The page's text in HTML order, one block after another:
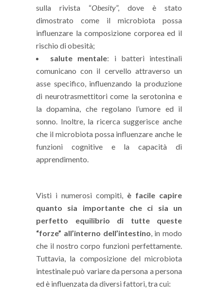
sulla rivista “Obesity”, dove è stato
dimostrato come il microbiota possa
influenzare la composizione corporea ed il
rischio di obesità;
salute mentale: i batteri intestinali
comunicano con il cervello attraverso un
asse specifico, influenzando la produzione
di neurotrasmettitori come la serotonina e
la dopamina, che regolano l’umore ed il
sonno. Inoltre, la ricerca suggerisce anche
che il microbiota possa influenzare anche le
funzioni cognitive e la capacità di
apprendimento.
Visti i numerosi compiti, è facile capire
quanto sia importante che ci sia un
perfetto equilibrio di tutte queste
“forze” all’interno dell’intestino, in modo
che il nostro corpo funzioni perfettamente.
Tuttavia, la composizione del microbiota
intestinale può variare da persona a persona
ed è influenzata da diversi fattori, tra cui: